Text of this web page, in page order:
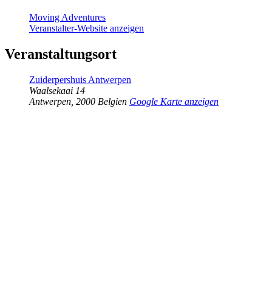
Moving Adventures
Veranstalter-Website anzeigen
Veranstaltungsort
Zuiderpershuis Antwerpen
Waalsekaai 14
Antwerpen 2000 Belgien Google Karte anzeigen